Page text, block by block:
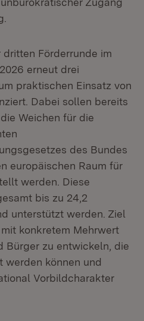
Förderrunde im
erneut drei
praktischen Einsatz von
Dabei sollen bereits
Weichen für die
des Bundes
europäischen Raum für
werden. Diese
bis zu 24,2
unterstützt werden. Ziel
konkretem Mehrwert
Bürger zu entwickeln, die
werden können und
Vorbildcharakter